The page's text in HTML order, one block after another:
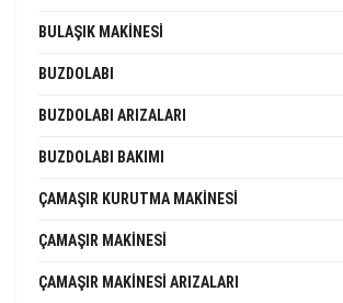
BULAŞIK MAKINESI
BUZDOLABI
BUZDOLABI ARIZALARI
BUZDOLABI BAKIMI
ÇAMAŞIR KURUTMA MAKINESI
ÇAMAŞIR MAKINESI
ÇAMAŞIR MAKINESI ARIZALARI